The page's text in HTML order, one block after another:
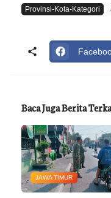
Provinsi-Kota-Kategori
Baca Juga Berita
JAWA TIMUR